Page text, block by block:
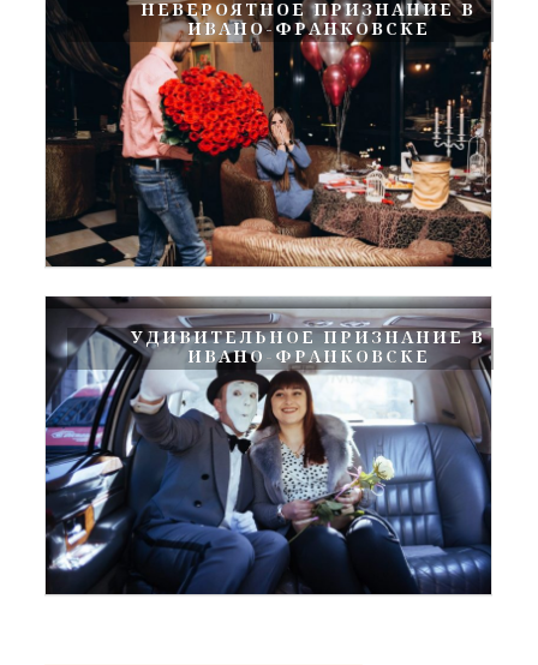
НЕВЕРОЯТНОЕ ПРИЗНАНИЕ В
ИВАНО-ФРАНКОВСКЕ
УДИВИТЕЛЬНОЕ ПРИЗНАНИЕ В
ИВАНО-ФРАНКОВСКЕ